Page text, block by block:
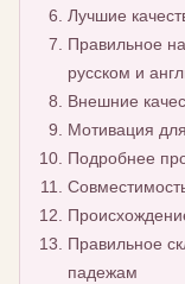
Лучшие
Правильное
русском и
Внешние
Мотивация
Подробнее
Правильное
падежам